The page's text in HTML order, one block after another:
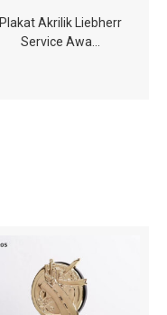
Plakat Akrilik Liebherr
Service Awa…